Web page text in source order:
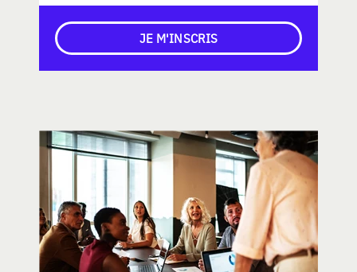
JE M'INSCRIS